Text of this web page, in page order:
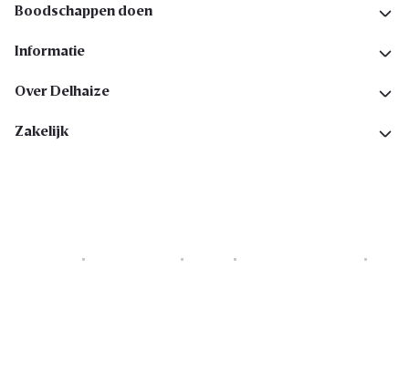
Boodschappen doen
Informatie
Over Delhaize
Zakelijk